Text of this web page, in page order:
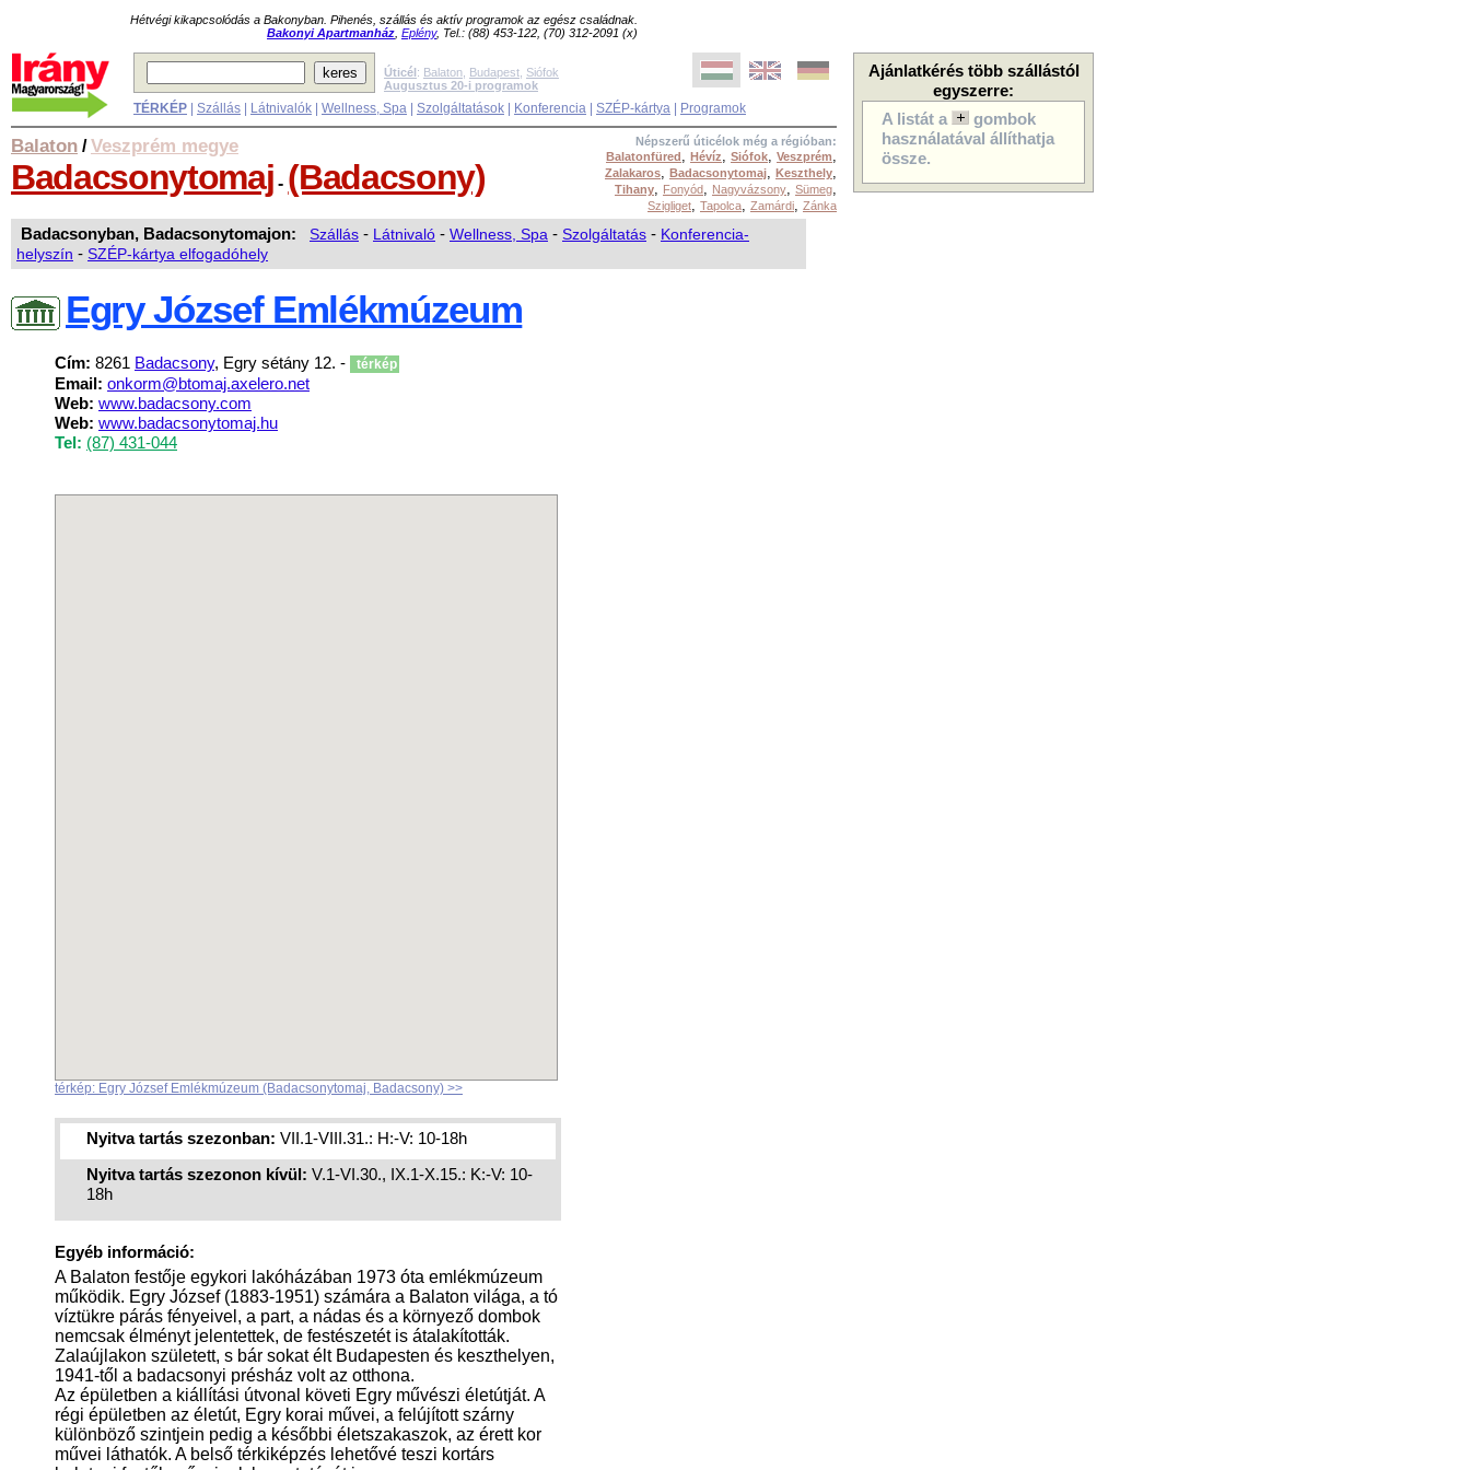
Hétvégi kikapcsolódás a Bakonyban. Pihenés, szállás és aktív programok az egész családnak.
Bakonyi Apartmanház Eplény, Tel.: (88) 453-122, (70) 312-2091 (x)
Ajánlatkérés több szállástól
egyszerre:
A listát a
gombok
használatával állíthatja
össze.
Úticél: Balaton Budapest Siófok
Augusztus 20-i programok
TÉRKÉP Szállás Látnivalók Wellness, Spa Szolgáltatások Konferencia SZÉP-kártya Programok
Népszerű úticélok még a régióban:
Balatonfüred, Hévíz, Siófok, Veszprém,
Zalakaros, Badacsonytomaj, Keszthely,
Tihany, Fonyód, Nagyvázsony, Sümeg,
Szigliget, Tapolca, Zamárdi, Zánka
Balaton /Veszprém megye
Badacsonytomaj - (Badacsony)
Badacsonyban, Badacsonytomajon: Szállás - Látnivaló - Wellness, Spa - Szolgáltatás - Konferencia-
helyszín - SZÉP-kártya elfogadóhely
Egry József Emlékmúzeum
Cím: 8261 Badacsony, Egry sétány 12. - térkép
Email: onkorm@btomaj.axelero.net
Web: www.badacsony.com
Web: www.badacsonytomaj.hu
Tel: (87) 431-044
térkép: Egry József Emlékmúzeum (Badacsonytomaj, Badacsony) >>
Nyitva tartás szezonban: VII.1-VIII.31.: H:-V: 10-18h
Nyitva tartás szezonon kívül: V.1-VI.30., IX.1-X.15.: K:-V: 10-
18h
Egyéb információ:
A Balaton festője egykori lakóházában 1973 óta emlékmúzeum
működik. Egry József (1883-1951) számára a Balaton világa, a tó
víztükre párás fényeivel, a part, a nádas és a környező dombok
nemcsak élményt jelentettek, de festészetét is átalakították.
Zalaújlakon született, s bár sokat élt Budapesten és keszthelyen,
1941-től a badacsonyi présház volt az otthona.
Az épületben a kiállítási útvonal követi Egry művészi életútját. A
régi épületben az életút, Egry korai művei, a felújított szárny
különböző szintjein pedig a későbbi életszakaszok, az érett kor
művei láthatók. A belső térkiképzés lehetővé teszi kortárs